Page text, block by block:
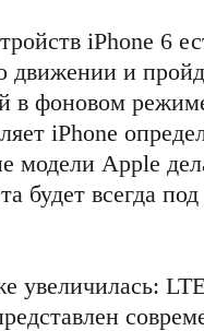
iPhone 6
и
в фоновом
iPhone
модели Apple
будет всегда
увеличилась: